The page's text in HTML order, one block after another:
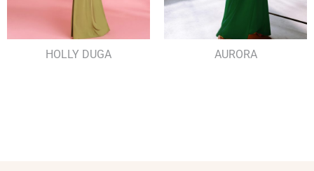
HOLLY DUGA AURORA